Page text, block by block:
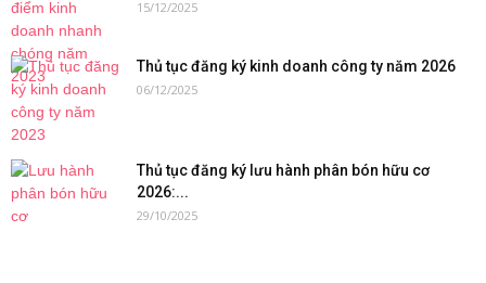
15/12/2025
Thủ tục đăng ký kinh doanh công ty năm 2026
06/12/2025
Thủ tục đăng ký lưu hành phân bón hữu cơ
2026:...
29/10/2025